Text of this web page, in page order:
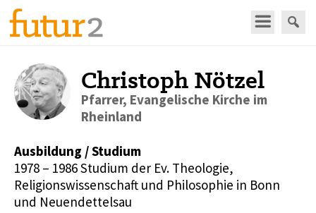
Christoph Nötzel
Pfarrer, Evangelische Kirche im
Rheinland
Ausbildung / Studium
1978 – 1986 Studium der Ev. Theologie,
Religionswissenschaft und Philosophie in Bonn
und Neuendettelsau